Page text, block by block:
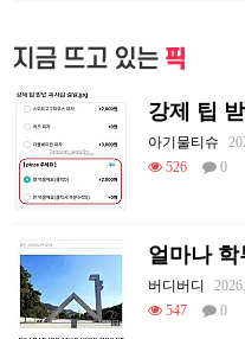
지금 뜨고 있는 픽
강제 팁
아기물티슈
526
0
얼마나 학
버디버디
547
0